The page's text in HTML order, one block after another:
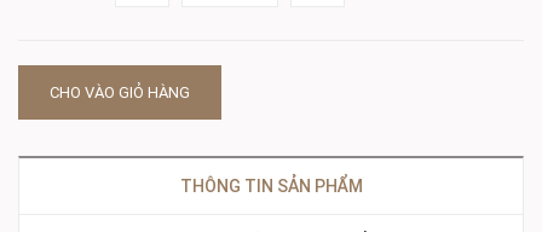
CHO VÀO GIỎ HÀNG
THÔNG TIN SẢN PHẨM